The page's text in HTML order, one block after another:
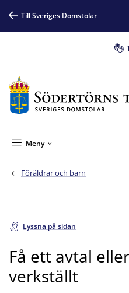
Till Sveriges Domstolar
Meny
Föräldrar och barn
Lyssna på sidan
Få ett avtal
verkställt